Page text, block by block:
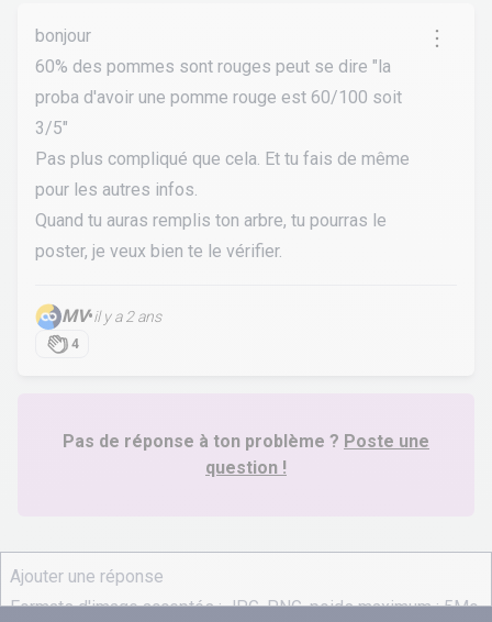
bonjour
60% des pommes sont rouges peut se dire "la
proba d'avoir une pomme rouge est 60/100 soit
3/5"
Pas plus compliqué que cela. Et tu fais de même
pour les autres infos.
Quand tu auras remplis ton arbre, tu pourras le
poster, je veux bien te le vérifier.
MV•il y a 2 ans
4
Pas de réponse à ton problème ? Poste une
question !